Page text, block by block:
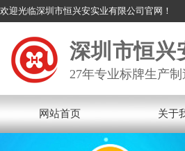
欢迎光临深圳市恒兴安实业有限公司官网！
深圳市恒兴
27年专业标牌生产
网站首页 关于